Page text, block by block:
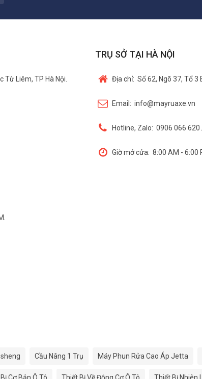
Từ Liêm, TP Hà Nội.
TRỤ SỞ TẠI HÀ NỘI
Địa chỉ: Số 62, Ngõ 37, Tổ 3
Email: info@mayruaxe.vn
Hotline, Zalo: 0906 066
Giờ mở cửa: 8:00 AM - 6:00
Cầu Nâng 1 Trụ Máy Phun Rửa Cao Áp Jetta